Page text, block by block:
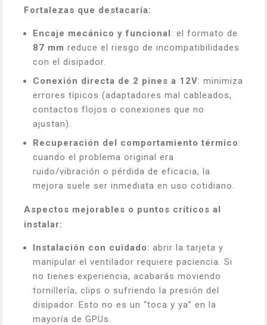
Fortalezas que destacaría:
Encaje mecánico y funcional: el formato de
87 mm reduce el riesgo de incompatibilidades
con el disipador.
Conexión directa de 2 pines a 12V: minimiza
errores típicos (adaptadores mal cableados,
contactos flojos o conexiones que no
ajustan).
Recuperación del comportamiento térmico:
cuando el problema original era
ruido/vibración o pérdida de eficacia, la
mejora suele ser inmediata en uso cotidiano.
Aspectos mejorables o puntos críticos al
instalar:
Instalación con cuidado: abrir la tarjeta y
manipular el ventilador requiere paciencia. Si
no tienes experiencia, acabarás moviendo
tornillería, clips o sufriendo la presión del
disipador. Esto no es un “toca y ya” en la
mayoría de GPUs.